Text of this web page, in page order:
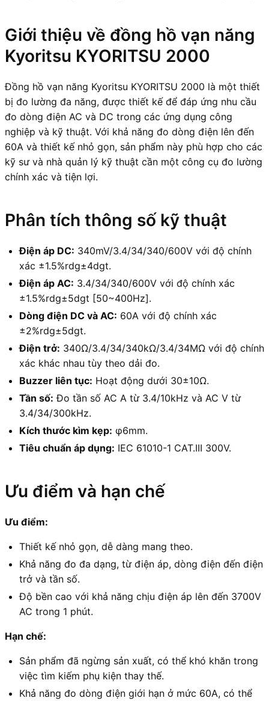
Giới thiệu về đồng hồ vạn năng
Kyoritsu KYORITSU 2000
Đồng hồ vạn năng Kyoritsu KYORITSU 2000 là một thiết
bị đo lường đa năng, được thiết kế để đáp ứng nhu cầu
đo dòng điện AC và DC trong các ứng dụng công
nghiệp và kỹ thuật. Với khả năng đo dòng điện lên đến
60A và thiết kế nhỏ gọn, sản phẩm này phù hợp cho các
kỹ sư và nhà quản lý kỹ thuật cần một công cụ đo lường
chính xác và tiện lợi.
Phân tích thông số kỹ thuật
Điện áp DC: 340mV/3.4/34/340/600V với độ chính
xác ±1.5%rdg±4dgt.
Điện áp AC: 3.4/34/340/600V với độ chính xác
±1.5%rdg±5dgt [50~400Hz].
Dòng điện DC và AC: 60A với độ chính xác
±2%rdg±5dgt.
Điện trở: 340Ω/3.4/34/340kΩ/3.4/34MΩ với độ chính
xác khác nhau tùy theo dải đo.
Buzzer liên tục: Hoạt động dưới 30±10Ω.
Tần số: Đo tần số AC A từ 3.4/10kHz và AC V từ
3.4/34/300kHz.
Kích thước kìm kẹp: φ6mm.
Tiêu chuẩn áp dụng: IEC 61010-1 CAT.III 300V.
Ưu điểm và hạn chế
Ưu điểm:
Thiết kế nhỏ gọn, dễ dàng mang theo.
Khả năng đo đa dạng, từ điện áp, dòng điện đến điện
trở và tần số.
Độ bền cao với khả năng chịu điện áp lên đến 3700V
AC trong 1 phút.
Hạn chế:
Sản phẩm đã ngừng sản xuất, có thể khó khăn trong
việc tìm kiếm phụ kiện thay thế.
Khả năng đo dòng điện giới hạn ở mức 60A, có thể